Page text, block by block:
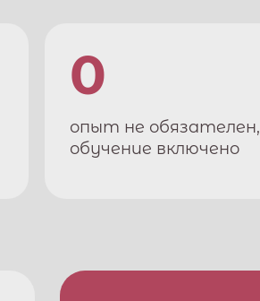
0
опыт не обязателен,
обучение включено